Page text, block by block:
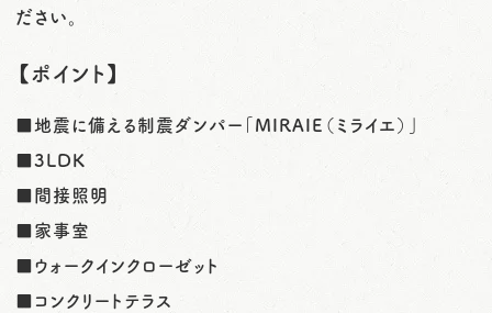
ださい。
【ポイント】
■地震に備える制震ダンパー「MIRAIE（ミライエ）」
■3LDK
■間接照明
■家事室
■ウォークインクローゼット
■コンクリートテラス